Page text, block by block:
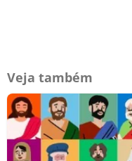
Veja também